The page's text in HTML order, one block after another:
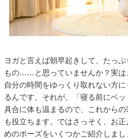
ヨガと言えば朝早起きして、たっ
もの……と思っていませんか？実は
自分の時間をゆっくり取れない方
るんです。それが、「寝る前にベ
具合に体も温まるので、これから
も役立ちます。ではさっそく、お
めのポーズをいくつかご紹介しまし